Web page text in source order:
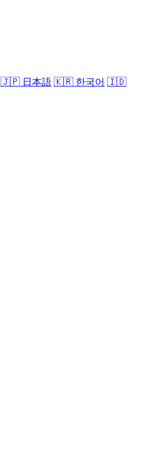
🇯🇵 日本語 🇰🇷 한국어 🇮🇩